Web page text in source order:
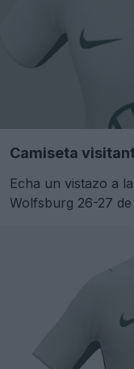
Camiseta
Echa un vistazo a
Wolfsburg 26-27 de